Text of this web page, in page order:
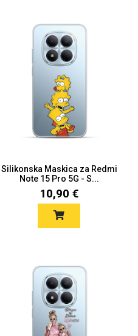
Silikonska Maskica za Redmi
Note 15 Pro 5G - S...
10,90 €